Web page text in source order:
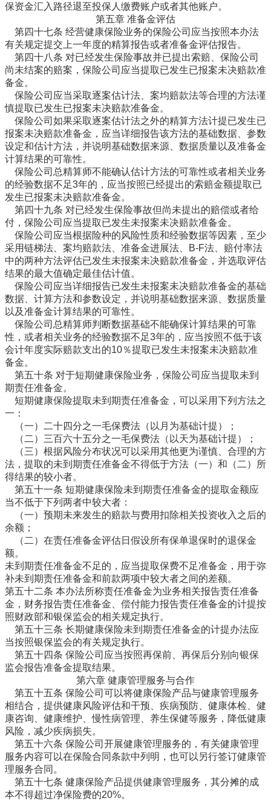
保资金汇入路径退至投保人缴费账户或者其他账户。
第五章 准备金评估
第四十七条 经营健康保险业务的保险公司应当按照本办法
有关规定提交上一年度的精算报告或者准备金评估报告。
第四十八条 对已经发生保险事故并已提出索赔、保险公司
尚未结案的赔案，保险公司应当提取已发生已报案未决赔款准
备金。
保险公司应当采取逐案估计法、案均赔款法等合理的方法谨
慎提取已发生已报案未决赔款准备金。
保险公司如果采取逐案估计法之外的精算方法计提已发生已
报案未决赔款准备金，应当详细报告该方法的基础数据、参数
设定和估计方法，并说明基础数据来源、数据质量以及准备金
计算结果的可靠性。
保险公司总精算师不能确认估计方法的可靠性或者相关业务
的经验数据不足3年的，应当按照已经提出的索赔金额提取已
发生已报案未决赔款准备金。
第四十九条 对已经发生保险事故但尚未提出的赔偿或者给
付，保险公司应当提取已发生未报案未决赔款准备金。
保险公司应当根据险种的风险性质和经验数据等因素，至少
采用链梯法、案均赔款法、准备金进展法、B-F法、赔付率法
中的两种方法评估已发生未报案未决赔款准备金，并选取评估
结果的最大值确定最佳估计值。
保险公司应当详细报告已发生未报案未决赔款准备金的基础
数据、计算方法和参数设定，并说明基础数据来源、数据质量
以及准备金计算结果的可靠性。
保险公司总精算师判断数据基础不能确保计算结果的可靠
性，或者相关业务的经验数据不足3年的，应当按照不低于该
会计年度实际赔款支出的10％提取已发生未报案未决赔款准
备金。
第五十条 对于短期健康保险业务，保险公司应当提取未到
期责任准备金。
短期健康保险提取未到期责任准备金，可以采用下列方法之
一：
（一）二十四分之一毛保费法（以月为基础计提）；
（二）三百六十五分之一毛保费法（以天为基础计提）；
（三）根据风险分布状况可以采用其他更为谨慎、合理的方
法，提取的未到期责任准备金不得低于方法（一）和（二）所
得结果的较小者。
第五十一条 短期健康保险未到期责任准备金的提取金额应
当不低于下列两者中较大者：
（一）预期未来发生的赔款与费用扣除相关投资收入之后的
余额；
（二）在责任准备金评估日假设所有保单退保时的退保金
额。
未到期责任准备金不足的，应当提取保费不足准备金，用于弥
补未到期责任准备金和前款两项中较大者之间的差额。
第五十二条 本办法所称责任准备金为业务相关报告责任准备
金，财务报告责任准备金、偿付能力报告责任准备金的计提按
照财政部和银保监会的相关规定执行。
第五十三条 长期健康保险未到期责任准备金的计提办法应
当按照银保监会的有关规定执行。
第五十四条 保险公司应当按照再保前、再保后分别向银保
监会报告准备金提取结果。
第六章 健康管理服务与合作
第五十五条 保险公司可以将健康保险产品与健康管理服务
相结合，提供健康风险评估和干预、疾病预防、健康体检、健
康咨询、健康维护、慢性病管理、养生保健等服务，降低健康
风险，减少疾病损失。
第五十六条 保险公司开展健康管理服务的，有关健康管理
服务内容可以在保险合同条款中列明，也可以另行签订健康管
理服务合同。
第五十七条 健康保险产品提供健康管理服务，其分摊的成
本不得超过净保险费的20%。